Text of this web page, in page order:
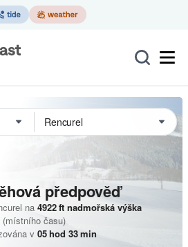
předpověď
na 4922ft nadmořská výška
(místního času)
v 05hod 33min